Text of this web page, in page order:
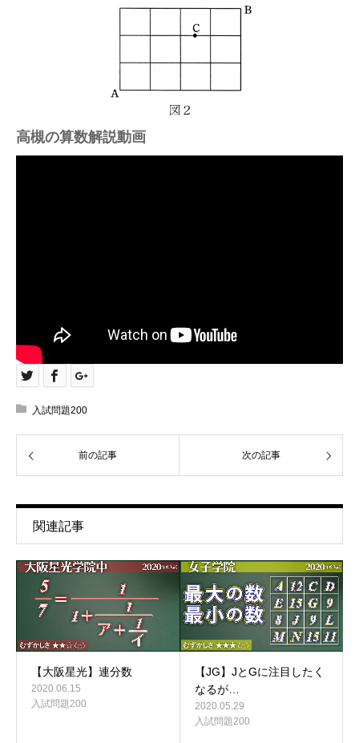
高槻の算数解説動画
入試問題200
前の記事 次の記事
関連記事
【大阪星光】連分数
2020.06.15
入試問題200
【JG】JとGに注目したく
なるが…
2020.05.29
入試問題200